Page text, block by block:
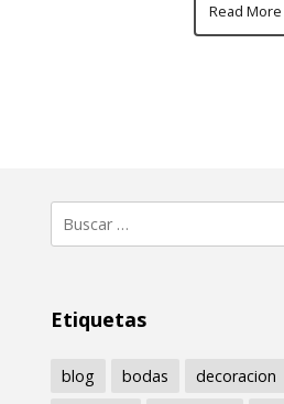
Read More
Buscar:
Etiquetas
blog bodas decoracion